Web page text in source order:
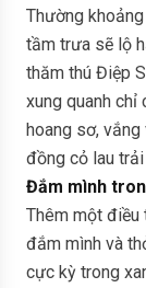
Thường
tầm trưa sẽ lộ
thăm thú Điệp
xung quanh chỉ
hoang sơ, vắng
đồng cỏ lau
Đắm mình
Thêm một điều
đắm mình và
cực kỳ trong